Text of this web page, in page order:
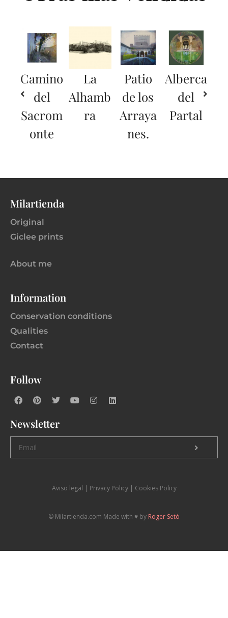
Camino
del
Sacrom
onte
La
Alhamb
ra
Patio
de los
Arraya
nes.
Alberca
del
Partal
Milartienda
Original
Giclee prints
About me
Information
Conservation conditions
Qualities
Contact
Follow
Newsletter
Aviso legal | Privacy Policy | Cookies Policy
© Milartienda.com Made with ♥️ by Roger Setó